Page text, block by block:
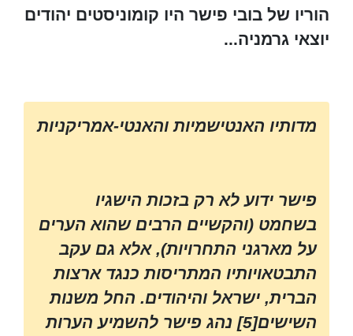
הוריו של בובי פישר היו קומוניסטים יהודים
יוצאי גרמניה...
מדותיו האנטישמיות והאנטי-אמריקניות
פישר ידוע לא רק בזכות הישגיו
בשחמט (והקשיים הרבים שהוא הערים
על מארגני התחרויות), אלא גם עקב
התבטאויותיו המתריסות כנגד ארצות
הברית, ישראל והיהודים. החל משנות
השישים[5] נהג פישר להשמיע הערות